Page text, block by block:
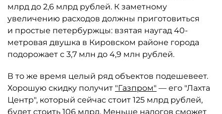
млрд до 2,6 млрд рублей. К заметному
увеличению расходов должны приготовиться
и простые петербуржцы: взятая наугад 40-
метровая двушка в Кировском районе города
подорожает с 3,7 млн до 4,9 млн рублей.
В то же время целый ряд объектов подешевеет.
Хорошую скидку получит "Газпром" — его "Лахта
Центр", который сейчас стоит 125 млрд рублей,
будет стоить 106 млрд. Меньше налогов сможет